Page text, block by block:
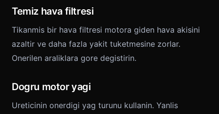
Temiz hava filtresi
Tikanmis bir hava filtresi motora giden hava akisini
azaltir ve daha fazla yakit tuketmesine zorlar.
Onerilen araliklara gore degistirin.
Dogru motor yagi
Ureticinin onerdigi yag turunu kullanin. Yanlis